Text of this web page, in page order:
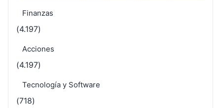
Finanzas
(4.197)
Acciones
(4.197)
Tecnología y Software
(718)